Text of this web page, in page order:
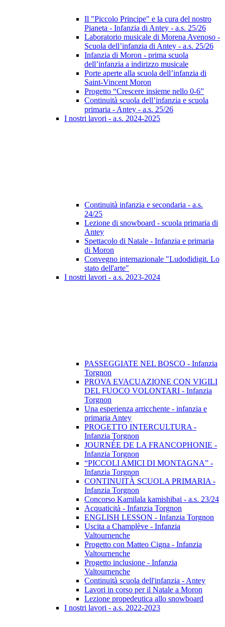
Il "Piccolo Principe" e la cura del nostro
Pianeta - Infanzia di Antey - a.s. 25/26
Laboratorio musicale di Morena Avenoso -
Scuola dell’infanzia di Antey - a.s. 25/26
Infanzia di Moron - prima scuola
dell’infanzia a indirizzo musicale
Porte aperte alla scuola dell’infanzia di
Saint-Vincent Moron
Progetto “Crescere insieme nello 0-6”
Continuità scuola dell’infanzia e scuola
primaria - Antey - a.s. 25/26
I nostri lavori - a.s. 2024-2025
Continuità infanzia e secondaria - a.s.
24/25
Lezione di snowboard - scuola primaria di
Antey
Spettacolo di Natale - Infanzia e primaria
di Moron
Convegno internazionale "Ludodidigit. Lo
stato dell'arte"
I nostri lavori - a.s. 2023-2024
PASSEGGIATE NEL BOSCO - Infanzia
Torgnon
PROVA EVACUAZIONE CON VIGILI
DEL FUOCO VOLONTARI - Infanzia
Torgnon
Una esperienza arricchente - infanzia e
primaria Antey
PROGETTO INTERCULTURA -
Infanzia Torgnon
JOURNÉE DE LA FRANCOPHONIE -
Infanzia Torgnon
“PICCOLI AMICI DI MONTAGNA” -
Infanzia Torgnon
CONTINUITÀ SCUOLA PRIMARIA -
Infanzia Torgnon
Concorso Kamilala kamishibai - a.s. 23/24
Acquaticità - Infanzia Torgnon
ENGLISH LESSON - Infanzia Torgnon
Uscita a Champlève - Infanzia
Valtournenche
Progetto con Matteo Cigna - Infanzia
Valtournenche
Progetto inclusione - Infanzia
Valtournenche
Continuità scuola dell'infanzia - Antey
Lavori in corso per il Natale a Moron
Lezione propedeutica allo snowboard
I nostri lavori - a.s. 2022-2023